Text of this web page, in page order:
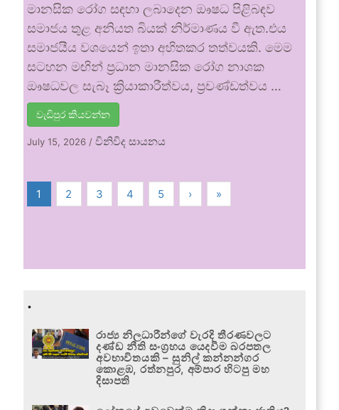
මානසික රෝග සඳහා ලබාදෙන ඖෂධ පිළිබඳව
සමාජය තුළ අනියත බියක් නිර්මාණය වී ඇත.එය
සමාජයීය වශයෙන් ඉතා අහිතකර තත්වයකි. මෙම
සටහන මඟින් ප්‍රධාන මානසික රෝග නාශක
ඖෂධවල සැබෑ ක්‍රියාකාරීත්වය, ප්‍රචණ්ඩත්වය …
වැඩිපුර කියවන්න
July 15, 2026 /විනිවිද සායනය
1 2 3 4 5 › »
.
රාජ්‍ය නිලධාරීන්ගේ වැරදි තීරණවලට
දණ්ඩ නීති සංග්‍රහය යෙදවීම බරපතල
අවභාවිතයකි – සුනිල් කන්නන්ගර
කොළඹ, රත්නපුර, අම්පාර හිටපු මහ
දිසාපති